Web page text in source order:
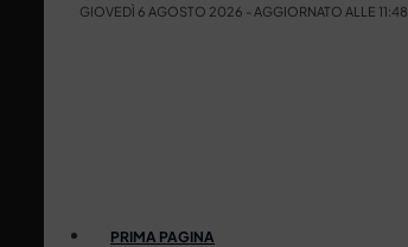
GIOVEDÌ 6 AGOSTO 2026 - AGGIORNATO ALLE 11:48
PRIMA PAGINA